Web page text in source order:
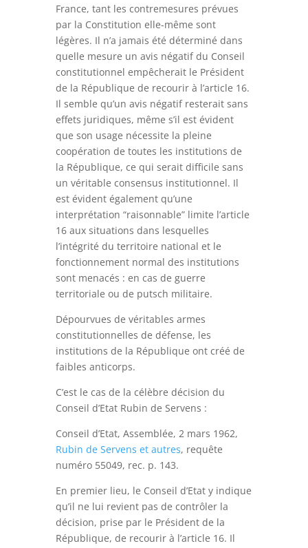
France, tant les contremesures prévues
par la Constitution elle-même sont
légères. Il n’a jamais été déterminé dans
quelle mesure un avis négatif du Conseil
constitutionnel empêcherait le Président
de la République de recourir à l’article 16.
Il semble qu’un avis négatif resterait sans
effets juridiques, même s’il est évident
que son usage nécessite la pleine
coopération de toutes les institutions de
la République, ce qui serait difficile sans
un véritable consensus institutionnel. Il
est évident également qu’une
interprétation “raisonnable” limite l’article
16 aux situations dans lesquelles
l’intégrité du territoire national et le
fonctionnement normal des institutions
sont menacés : en cas de guerre
territoriale ou de putsch militaire.
Dépourvues de véritables armes
constitutionnelles de défense, les
institutions de la République ont créé de
faibles anticorps.
C’est le cas de la célèbre décision du
Conseil d’Etat Rubin de Servens :
Conseil d’Etat, Assemblée, 2 mars 1962,
Rubin de Servens et autres, requête
numéro 55049, rec. p. 143.
En premier lieu, le Conseil d’Etat y indique
qu’il ne lui revient pas de contrôler la
décision, prise par le Président de la
République, de recourir à l’article 16. Il